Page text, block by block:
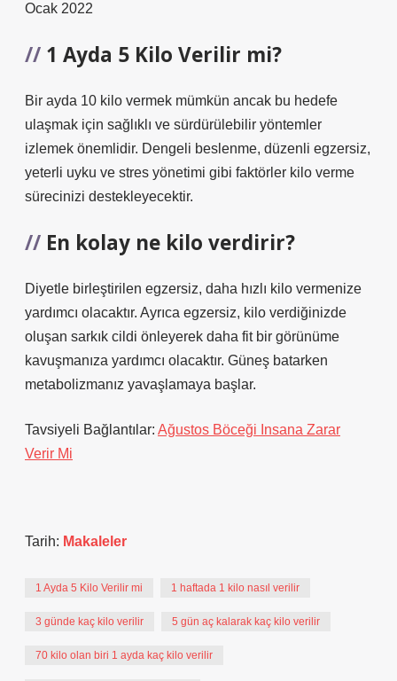
Ocak 2022
1 Ayda 5 Kilo Verilir mi?
Bir ayda 10 kilo vermek mümkün ancak bu hedefe
ulaşmak için sağlıklı ve sürdürülebilir yöntemler
izlemek önemlidir. Dengeli beslenme, düzenli egzersiz,
yeterli uyku ve stres yönetimi gibi faktörler kilo verme
sürecinizi destekleyecektir.
En kolay ne kilo verdirir?
Diyetle birleştirilen egzersiz, daha hızlı kilo vermenize
yardımcı olacaktır. Ayrıca egzersiz, kilo verdiğinizde
oluşan sarkık cildi önleyerek daha fit bir görünüme
kavuşmanıza yardımcı olacaktır. Güneş batarken
metabolizmanız yavaşlamaya başlar.
Tavsiyeli Bağlantılar: Ağustos Böceği Insana Zarar
Verir Mi
Tarih: Makaleler
1 Ayda 5 Kilo Verilir mi 1 haftada 1 kilo nasıl verilir
3 günde kaç kilo verilir 5 gün aç kalarak kaç kilo verilir
70 kilo olan biri 1 ayda kaç kilo verilir